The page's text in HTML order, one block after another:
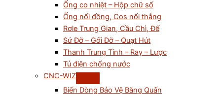
Ống co nhiệt – Hộp chữ số
Ống nối đồng, Cos nối thẳng
Rơle Trung Gian, Cầu Chì, Đế
Sứ Đỡ – Gối Đỡ – Quạt Hút
Thanh Trung Tính – Ray – Lược
Tủ điện chống nước
CNC-WIZ
Biến Dòng Bảo Vệ Băng Quấn